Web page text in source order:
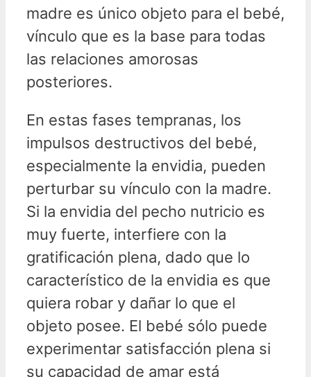
madre es único objeto para el bebé,
vínculo que es la base para todas
las relaciones amorosas
posteriores.
En estas fases tempranas, los
impulsos destructivos del bebé,
especialmente la envidia, pueden
perturbar su vínculo con la madre.
Si la envidia del pecho nutricio es
muy fuerte, interfiere con la
gratificación plena, dado que lo
característico de la envidia es que
quiera robar y dañar lo que el
objeto posee. El bebé sólo puede
experimentar satisfacción plena si
su capacidad de amar está